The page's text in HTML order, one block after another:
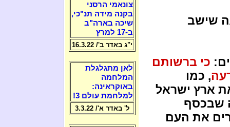
שישב
כי ברשותם
, כמו
ארץ ישראל
שבכסף
את העם
צונאמי הרסני
בקנה מידה תנ"כי,
שיכה בארה"ב
ב-17 למרץ
י"ג באדר ב'/ 16.3.22
לאן מתגלגלת
המלחמה
באוקראינה:
למלחמת עולם 3!
ל' באדר א'/ 3.3.22